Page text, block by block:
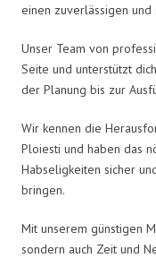
einen zuverlässigen und
Unser Team von
Seite und unterstützt
der Planung bis zur
Wir kennen die
Ploiesti und haben das
Habseligkeiten sicher
bringen.
Mit unserem günstigen
sondern auch Zeit und